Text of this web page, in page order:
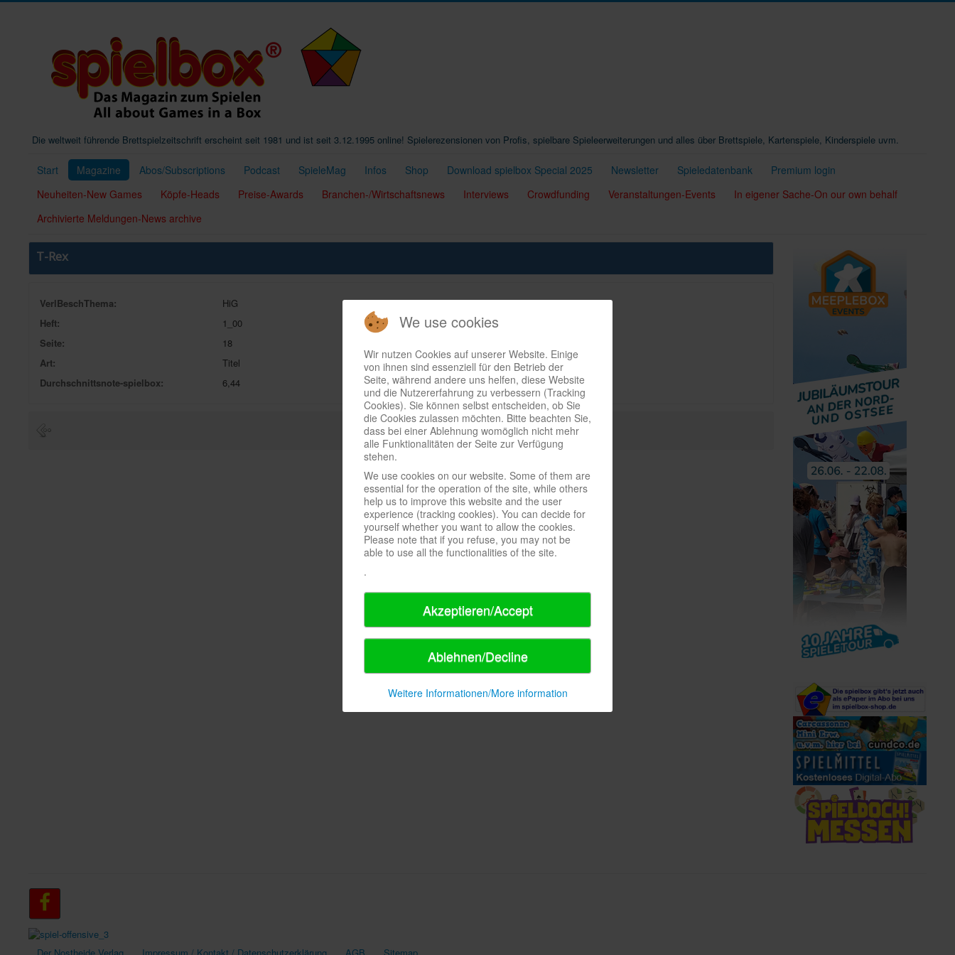
Die weltweit führende Brettspielzeitschrift erscheint seit 1981 und ist seit 3.12.1995 online! Spielerezensionen von Profis, spielbare Spieleerweiterungen und alles über Brettspiele, Kartenspiele, Kinderspiele uvm.
Start Magazine Abos/Subscriptions Podcast SpieleMag Infos Shop Download spielbox Special 2025 Newsletter Spieledatenbank
Premium login
Neuheiten-New Games
Köpfe-Heads Preise-Awards Branchen-/Wirtschaftsnews Interviews Crowdfunding Veranstaltungen-Events
In eigener Sache-On our own behalf
Archivierte Meldungen-News archive
T-Rex
VerlBeschThema:
HiG
Heft:
1_00
Seite:
18
Art:
Titel
Durchschnittsnote-spielbox:
6,44
Der Nostheide Verlag Impressum / Kontakt / Datenschutzerklärung AGB Sitemap
We use cookies
Wir nutzen Cookies auf unserer Website. Einige
von ihnen sind essenziell für den Betrieb der
Seite, während andere uns helfen, diese Website
und die Nutzererfahrung zu verbessern (Tracking
Cookies). Sie können selbst entscheiden, ob Sie
die Cookies zulassen möchten. Bitte beachten Sie,
dass bei einer Ablehnung womöglich nicht mehr
alle Funktionalitäten der Seite zur Verfügung
stehen.
We use cookies on our website. Some of them are
essential for the operation of the site, while others
help us to improve this website and the user
experience (tracking cookies). You can decide for
yourself whether you want to allow the cookies.
Please note that if you refuse, you may not be
able to use all the functionalities of the site.
.
Akzeptieren/Accept
Ablehnen/Decline
Weitere Informationen/More information